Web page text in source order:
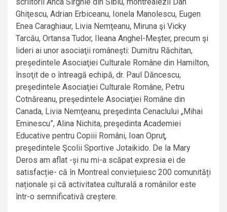
scriitorii Anca Sîrghie din Sibiu, montrealezii Dan
Ghiţescu, Adrian Erbiceanu, Ionela Manolescu, Eugen
Enea Caraghiaur, Livia Nemţeanu, Miruna şi Vicky
Tarcău, Ortansa Tudor, Ileana Anghel-Meşter, precum şi
lideri ai unor asociaţii româneşti: Dumitru Răchitan,
preşedintele Asociaţiei Culturale Române din Hamilton,
însoţit de o întreagă echipă, dr. Paul Dăncescu,
preşedintele Asociaţiei Culturale Române, Petru
Cotnăreanu, preşedintele Asociaţiei Române din
Canada, Livia Nemţeanu, preşedinta Cenaclului „Mihai
Eminescu”, Alina Nichita, preşedinta Academiei
Educative pentru Copiii Români, Ioan Opruţ,
preşedintele Şcolii Sportive Jotaikido. De la Mary
Deros am aflat -și nu mi-a scăpat expresia ei de
satisfacție- că în Montreal conviețuiesc 200 comunități
naționale și că activitatea culturală a românilor este
într-o semnificativă creștere.